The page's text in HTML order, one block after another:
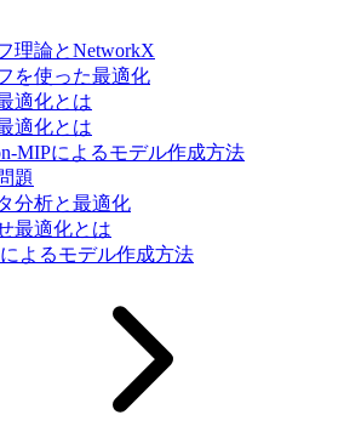
理論とNetworkX
を使った最適化
適化とは
適化とは
MIPによるモデル作成方法
題
分析と最適化
最適化とは
よるモデル作成方法